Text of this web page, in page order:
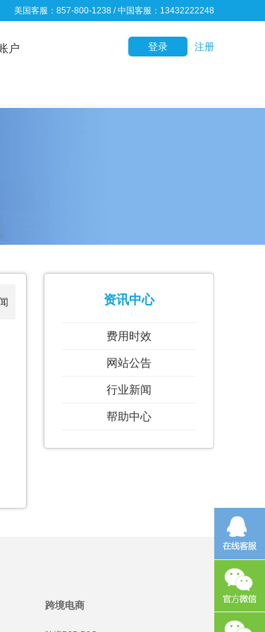
美国客服：857-800-1238 / 中国客服：13432222248
户 登录 注册
资讯中心
费用时效
网站公告
行业新闻
帮助中心
跨境电商